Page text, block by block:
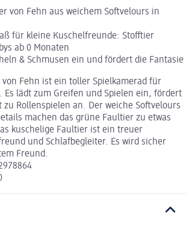
von Fehn aus weichem Softvelours in
für kleine Kuschelfreunde: Stofftier
ab 0 Monaten
& Schmusen ein und fördert die Fantasie
von Fehn ist ein toller Spielkamerad für
Es lädt zum Greifen und Spielen ein, fördert
zu Rollenspielen an. Der weiche Softvelours
machen das grüne Faultier zu etwas
kuschelige Faultier ist ein treuer
und Schlafbegleiter. Es wird sicher
Freund.